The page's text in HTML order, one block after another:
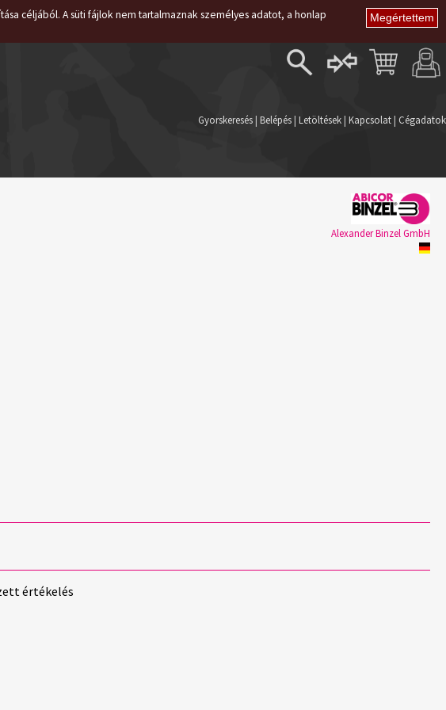
céljából. A süti fájlok nem tartalmaznak személyes adatot, a honlap
Regisztráció
Gyorskeresés | Belépés | Letöltések | Kapcsolat | Cégadatok
Alexander Binzel GmbH
értékelés